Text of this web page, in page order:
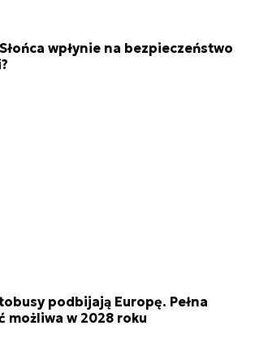
wpłynie na bezpieczeństwo
podbijają Europę. Pełna
możliwa w 2028 roku